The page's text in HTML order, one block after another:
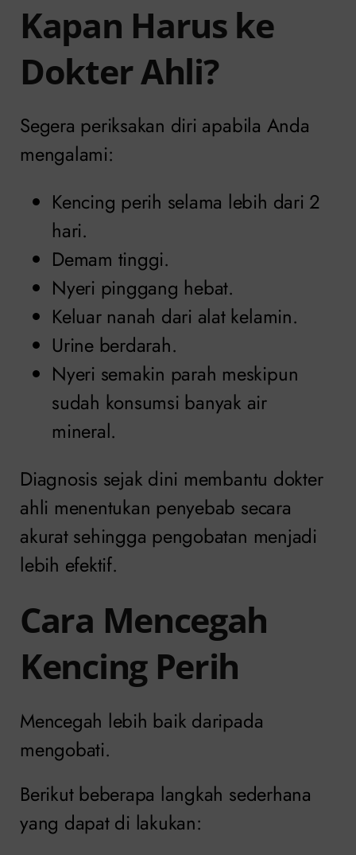
Kapan Harus ke
Dokter Ahli?
Segera periksakan diri apabila Anda
mengalami:
Kencing perih selama lebih dari 2
hari.
Demam tinggi.
Nyeri pinggang hebat.
Keluar nanah dari alat kelamin.
Urine berdarah.
Nyeri semakin parah meskipun
sudah konsumsi banyak air
mineral.
Diagnosis sejak dini membantu dokter
ahli menentukan penyebab secara
akurat sehingga pengobatan menjadi
lebih efektif.
Cara Mencegah
Kencing Perih
Mencegah lebih baik daripada
mengobati.
Berikut beberapa langkah sederhana
yang dapat di lakukan: